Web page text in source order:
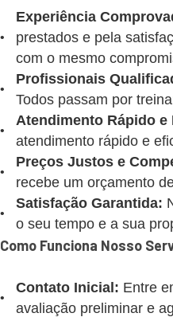
Experiência
prestados e pela
com o mesmo
Profissionais
Todos passam por
Atendimento Rápido e
atendimento rápido e
Preços Justos e
recebe um orçamento
Satisfação Garantida:
o seu tempo e a sua
Como Funciona Nosso
Contato Inicial: Entre
avaliação preliminar e